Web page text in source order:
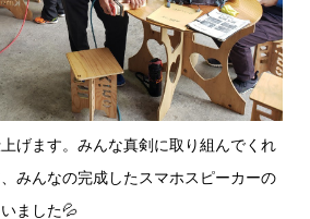
げます。みんな真剣に取り組んでくれ
みんなの完成したスマホスピーカーの
ました💦